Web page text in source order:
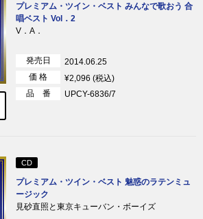
プレミアム・ツイン・ベスト みんなで歌おう 合
唱ベスト Vol．2
V．A．
発売日
2014.06.25
価 格
¥2,096 (税込)
品 番
UPCY-6836/7
CD
プレミアム・ツイン・ベスト 魅惑のラテンミュ
ージック
見砂直照と東京キューバン・ボーイズ